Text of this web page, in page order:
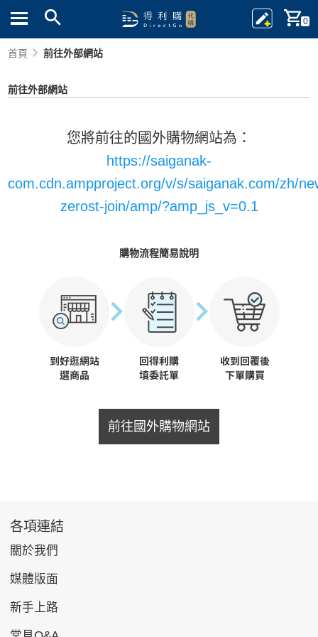
0
首頁 前往外部網站
前往外部網站
您將前往的國外購物網站為：
https://saiganak-
com.cdn.ampproject.org/v/s/saiganak.com/zh/
zerost-join/amp/?amp_js_v=0.1
購物流程簡易說明
前往國外購物網站
各項連結
關於我們
媒體版面
新手上路